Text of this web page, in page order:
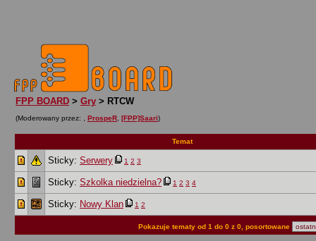
FPP BOARD > Gry > RTCW
(Moderowany przez: ProspeR [FPP]Saari)
Temat
Sticky: Serwery 1 2 3
Sticky: Szkolka niedzielna? 1 2 3 4
Sticky: Nowy Klan 1 2
Pokazuje tematy od 1 do 0 z 0, posortowane